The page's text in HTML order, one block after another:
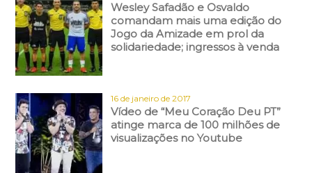
Wesley Safadão e Osvaldo
comandam mais uma edição do
Jogo da Amizade em prol da
solidariedade; ingressos à venda
16 de janeiro de 2017
Vídeo de “Meu Coração Deu PT”
atinge marca de 100 milhões de
visualizações no Youtube